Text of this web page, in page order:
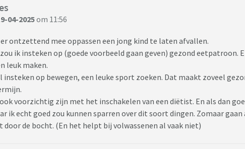
04-2025om 11:56
ontzettend mee oppassen een jong kind te laten afvallen.
ik insteken op (goede voorbeeld gaan geven) gezond eetpatroon.
leuk maken.
insteken op bewegen, een leuke sport zoeken. Dat maakt zoveel
voorzichtig zijn met het inschakelen van een diëtist. En als dan
ik echt goed zou kunnen sparren over dit soort dingen. Zomaar
door de bocht. (En het helpt bij volwassenen al vaak niet)